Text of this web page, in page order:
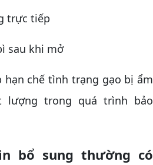
tiếp
khi mở
chế tình trạng gạo bị ẩm
lượng trong quá trình bảo
bổ sung thường có